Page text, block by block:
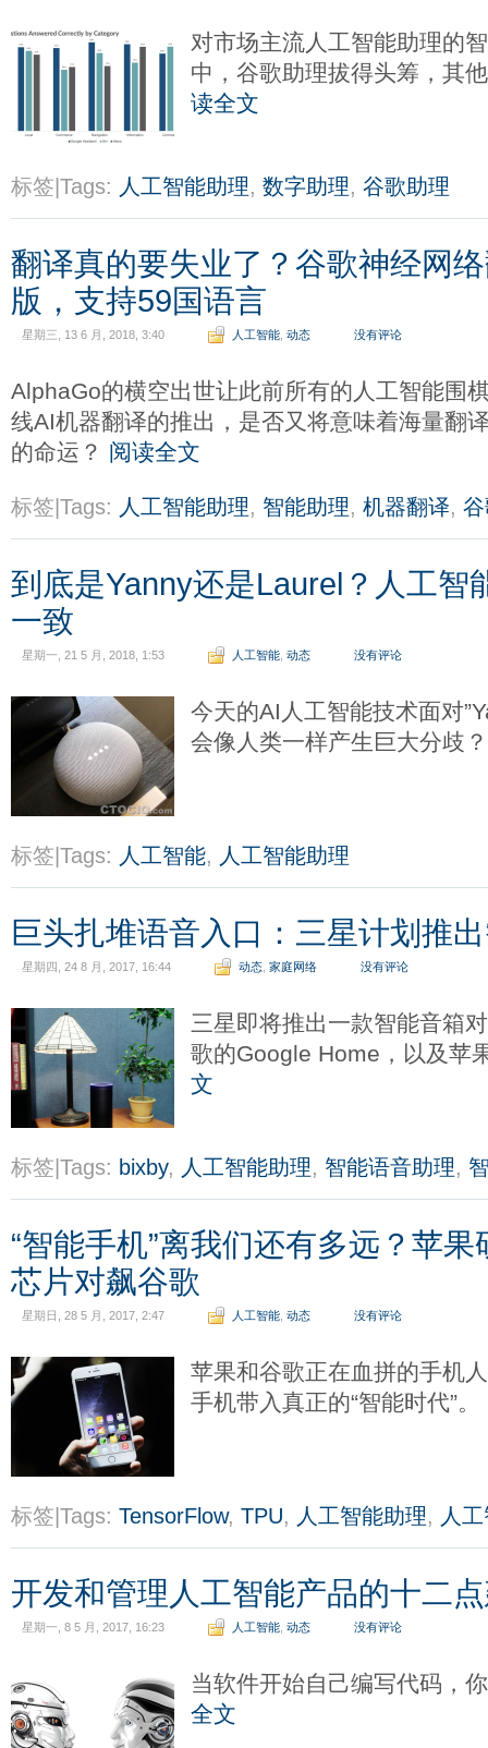
对市场主流人工智能助理的
中，谷歌助理拔得头筹，其
读全文
标签|Tags: 人工智能助理, 数字助理, 谷歌助理
翻译真的要失业了？谷歌神经网
版，支持59国语言
星期三, 13 6 月, 2018, 3:40 人工智能 动态 没有评论
AlphaGo的横空出世让此前所有的人工智能围
线AI机器翻译的推出，是否又将意味着海量翻
的命运？ 阅读全文
标签|Tags: 人工智能助理, 智能助理, 机器翻译,
到底是Yanny还是Laurel？人工智
一致
星期一, 21 5 月, 2018, 1:53 人工智能 动态 没有评论
今天的AI人工智能技术面对
会像人类一样产生巨大分歧
标签|Tags: 人工智能, 人工智能助理
巨头扎堆语音入口：三星计划推
星期四, 24 8 月, 2017, 16:44 动态 家庭网络 没有评论
三星即将推出一款智能音箱
歌的Google Home，以及苹
文
标签|Tags: bixby, 人工智能助理, 智能语音助理,
“智能手机”离我们还有多远？苹
芯片对飙谷歌
星期日, 28 5 月, 2017, 2:47 人工智能 动态 没有评论
苹果和谷歌正在血拼的手机
手机带入真正的“智能时代”。
标签|Tags: TensorFlow, TPU, 人工智能助理, 人
开发和管理人工智能产品的十二
星期一, 8 5 月, 2017, 16:23 人工智能 动态 没有评论
当软件开始自己编写代码，
全文